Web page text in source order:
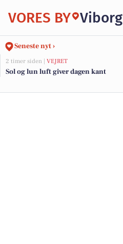
VORES BY Viborg
Seneste nyt ›
2 timer siden | VEJRET
Sol og lun luft giver dagen kant